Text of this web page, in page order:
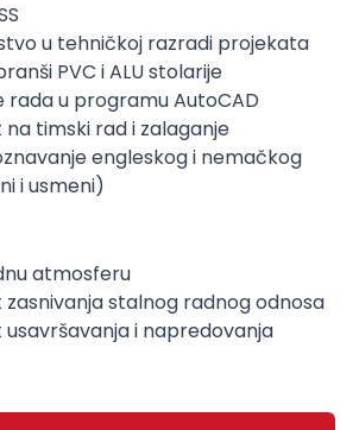
u tehničkoj razradi projekata
PVC i ALU stolarije
rada u programu AutoCAD
timski rad i zalaganje
engleskog i nemačkog
i usmeni)
atmosferu
zasnivanja stalnog radnog odnosa
usavršavanja i napredovanja